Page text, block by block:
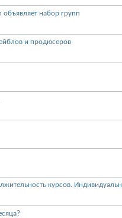
объявляет набор групп
и продюсеров
курсов.